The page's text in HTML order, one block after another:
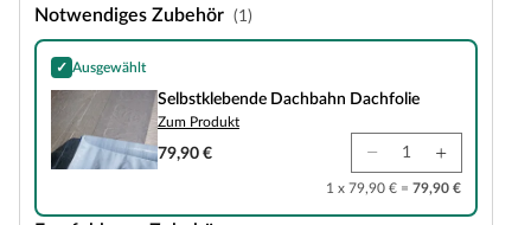
Notwendiges Zubehör (1)
✓ Ausgewählt
Selbstklebende Dachbahn Dachfolie
Selbstklebende Dachbahn Dachfolie
Zum Produkt
79,90 €
1 x 79,90 € = 79,90 €